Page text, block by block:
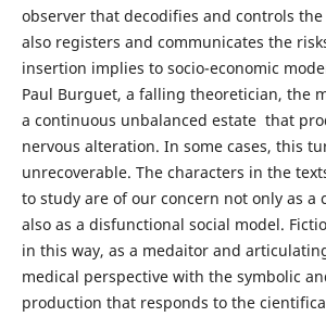
observer that decodifies and controls
also registers and communicates the
insertion implies to socio-economic
Paul Burguet, a falling theoretician, the
a continuous unbalanced estate that
nervous alteration. In some cases, this
unrecoverable. The characters in the
to study are of our concern not only as
also as a disfunctional social model.
in this way, as a medaitor and
medical perspective with the symbolic
production that responds to the